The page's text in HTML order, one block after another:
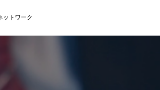
ットワーク